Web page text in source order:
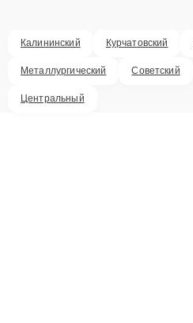
Калининский Курчатовский
Металлургический Советский
Центральный